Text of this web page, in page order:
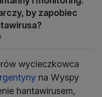
by zapobiec
wycieczkowca
na Wyspy
hantawirusem,